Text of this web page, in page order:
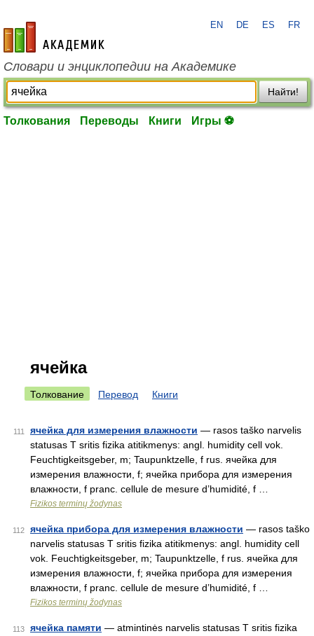
academic.ru
EN DE ES FR
Словари и энциклопедии на Академике
Найти!
Толкования Переводы Книги Игры ⚽
ячейка
Толкование Перевод Книги
111 ячейка для измерения влажности — rasos taško narvelis
statusas T sritis fizika atitikmenys: angl. humidity cell vok.
Feuchtigkeitsgeber, m; Taupunktzelle, f rus. ячейка для
измерения влажности, f; ячейка прибора для измерения
влажности, f pranc. cellule de mesure d’humidité, f …
Fizikos terminų žodynas
112 ячейка прибора для измерения влажности — rasos taško
narvelis statusas T sritis fizika atitikmenys: angl. humidity cell
vok. Feuchtigkeitsgeber, m; Taupunktzelle, f rus. ячейка для
измерения влажности, f; ячейка прибора для измерения
влажности, f pranc. cellule de mesure d’humidité, f …
Fizikos terminų žodynas
113 ячейка памяти — atmintinės narvelis statusas T sritis fizika